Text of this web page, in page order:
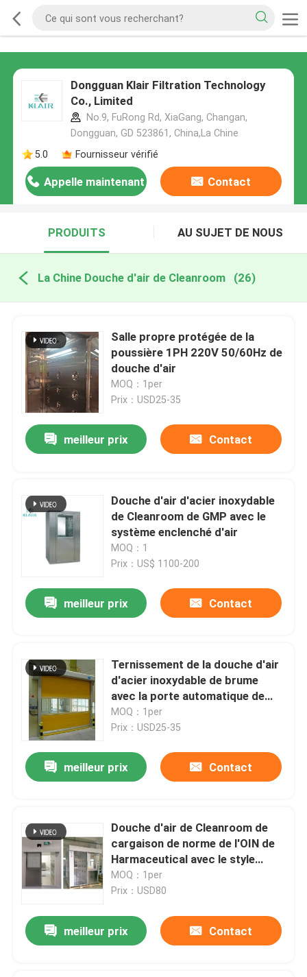
Dongguan Klair Filtration Technology
Co., Limited
No.9, FuRong Rd, XiaGang, Changan,
Dongguan, GD 523861, China,La Chine
5.0
Fournisseur vérifié
Appelle maintenant Contact
PRODUITS AU SUJET DE NOUS
La Chine Douche d'air de Cleanroom (26)
Salle propre protégée de la
poussière 1PH 220V 50/60Hz de
douche d'air
MOQ：1per
Prix：USD25-35
meilleur prix Contact
Douche d'air d'acier inoxydable
de Cleanroom de GMP avec le
système enclenché d'air
MOQ：1
Prix：US$ 1100-200
meilleur prix Contact
Ternissement de la douche d'air
d'acier inoxydable de brume
avec la porte automatique de
roulement de PVC
MOQ：1per
Prix：USD25-35
meilleur prix Contact
Douche d'air de Cleanroom de
cargaison de norme de l'OIN de
Harmaceutical avec le style
unique adapté aux besoins du
client
MOQ：1per
Prix：USD80
meilleur prix Contact